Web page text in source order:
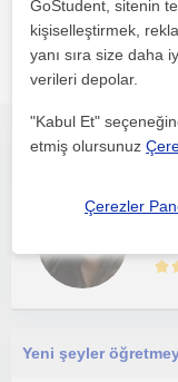
Aydin bölgesinde
GoStudent, sitenin
kişiselleştirmek,
yanı sıra size daha
verileri depolar.
"Kabul Et"
etmiş olursunuz
Çerezler